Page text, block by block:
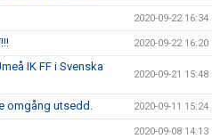
2020-09-22 16:34
2020-09-22 16:20
IK FF i Svenska
2020-09-21 15:48
omgång utsedd. 2020-09-11 15:24
2020-09-08 14:13